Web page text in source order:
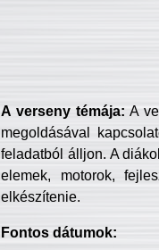
A verseny témája: A
megoldásával
feladatból álljon. A
elemek, motorok,
elkészítenie.
Fontos dátumok: